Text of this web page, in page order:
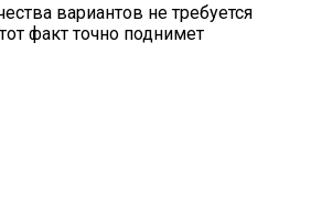
вариантов не требуется
факт точно поднимет